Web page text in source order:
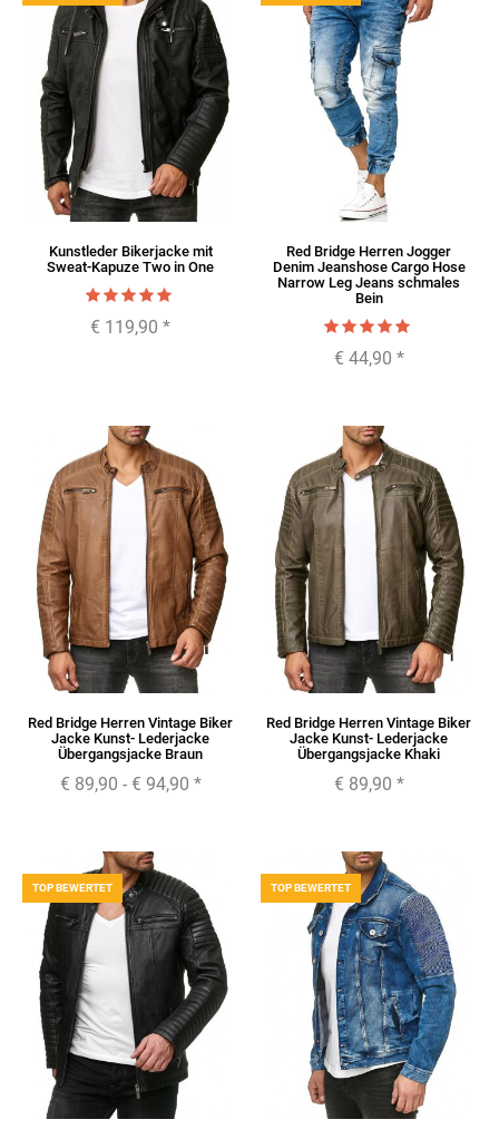
Kunstleder Bikerjacke mit
Sweat-Kapuze Two in One
€ 119,90 *
Red Bridge Herren Jogger
Denim Jeanshose Cargo Hose
Narrow Leg Jeans schmales
Bein
€ 44,90 *
Red Bridge Herren Vintage Biker
Jacke Kunst- Lederjacke
Übergangsjacke Braun
€ 89,90 - € 94,90 *
Red Bridge Herren Vintage Biker
Jacke Kunst- Lederjacke
Übergangsjacke Khaki
€ 89,90 *
TOP BEWERTET TOP BEWERTET